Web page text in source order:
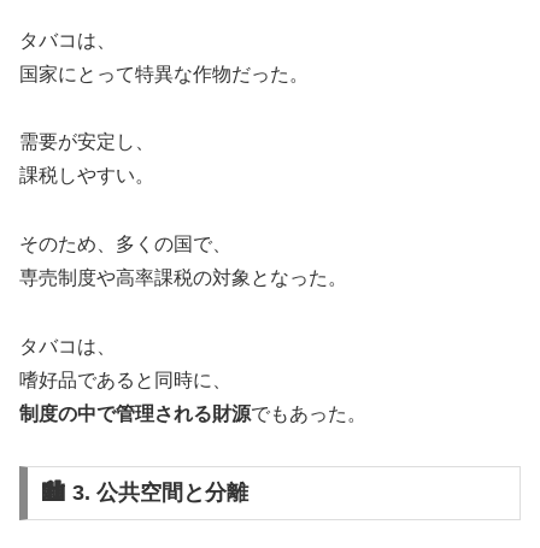
タバコは、
国家にとって特異な作物だった。
需要が安定し、
課税しやすい。
そのため、多くの国で、
専売制度や高率課税の対象となった。
タバコは、
嗜好品であると同時に、
制度の中で管理される財源でもあった。
🏙️ 3. 公共空間と分離